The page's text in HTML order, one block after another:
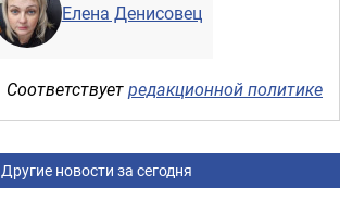
Елена Денисовец
Соответствуетредакционной политике
Другие новости за сегодня